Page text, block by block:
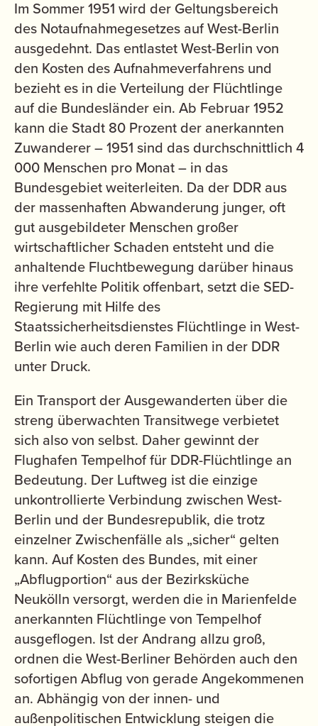
Im Sommer 1951 wird der Geltungsbereich
des Notaufnahmegesetzes auf West-Berlin
ausgedehnt. Das entlastet West-Berlin von
den Kosten des Aufnahmeverfahrens und
bezieht es in die Verteilung der Flüchtlinge
auf die Bundesländer ein. Ab Februar 1952
kann die Stadt 80 Prozent der anerkannten
Zuwanderer – 1951 sind das durchschnittlich 4
000 Menschen pro Monat – in das
Bundesgebiet weiterleiten. Da der DDR aus
der massenhaften Abwanderung junger, oft
gut ausgebildeter Menschen großer
wirtschaftlicher Schaden entsteht und die
anhaltende Fluchtbewegung darüber hinaus
ihre verfehlte Politik offenbart, setzt die SED-
Regierung mit Hilfe des
Staatssicherheitsdienstes Flüchtlinge in West-
Berlin wie auch deren Familien in der DDR
unter Druck.
Ein Transport der Ausgewanderten über die
streng überwachten Transitwege verbietet
sich also von selbst. Daher gewinnt der
Flughafen Tempelhof für DDR-Flüchtlinge an
Bedeutung. Der Luftweg ist die einzige
unkontrollierte Verbindung zwischen West-
Berlin und der Bundesrepublik, die trotz
einzelner Zwischenfälle als „sicher“ gelten
kann. Auf Kosten des Bundes, mit einer
„Abflugportion“ aus der Bezirksküche
Neukölln versorgt, werden die in Marienfelde
anerkannten Flüchtlinge von Tempelhof
ausgeflogen. Ist der Andrang allzu groß,
ordnen die West-Berliner Behörden auch den
sofortigen Abflug von gerade Angekommenen
an. Abhängig von der innen- und
außenpolitischen Entwicklung steigen die